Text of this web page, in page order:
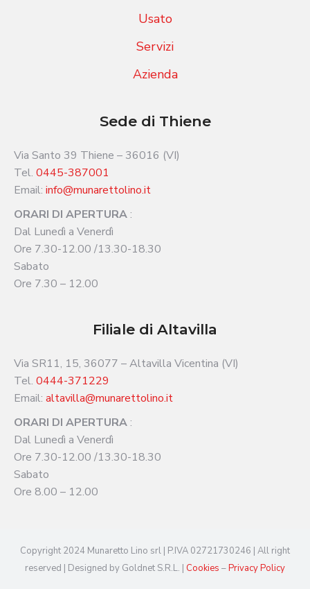
Usato
Servizi
Azienda
Sede di Thiene
Via Santo 39 Thiene – 36016 (VI)
Tel. 0445-387001
Email: info@munarettolino.it
ORARI DI APERTURA:
Dal Lunedì a Venerdì
Ore 7.30-12.00 /13.30-18.30
Sabato
Ore 7.30 – 12.00
Filiale di Altavilla
Via SR11, 15, 36077 – Altavilla Vicentina (VI)
Tel. 0444-371229
Email: altavilla@munarettolino.it
ORARI DI APERTURA:
Dal Lunedì a Venerdì
Ore 7.30-12.00 /13.30-18.30
Sabato
Ore 8.00 – 12.00
Copyright 2024 Munaretto Lino srl | P.IVA 02721730246 | All right
reserved | Designed by Goldnet S.R.L. | Cookies –Privacy Policy